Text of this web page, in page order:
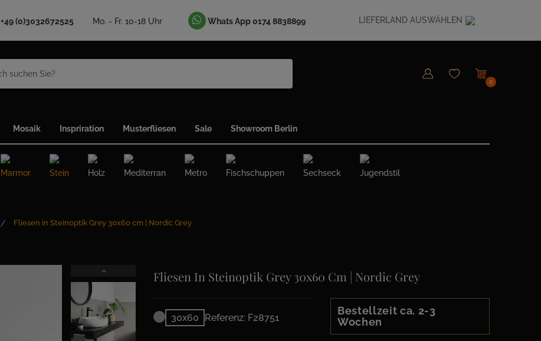
+49 (0)3032672525 Mo. - Fr. 10-18 Uhr Whats App 0174 8838899 LIEFERLAND AUSWÄHLEN
0
Mosaik Inspriration Musterfliesen Sale Showroom Berlin
Marmor Stein Holz Mediterran Metro Fischschuppen Sechseck Jugendstil
Fliesen in Steinoptik Grey 30x60 cm | Nordic Grey
Fliesen In Steinoptik Grey 30x60 Cm | Nordic Grey
30x60 Referenz: F28751
Bestellzeit ca. 2-3
Wochen